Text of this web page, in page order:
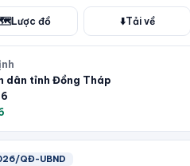
Lược đồ ⬇️Tải về
dân tỉnh Đồng Tháp
QĐ-UBND